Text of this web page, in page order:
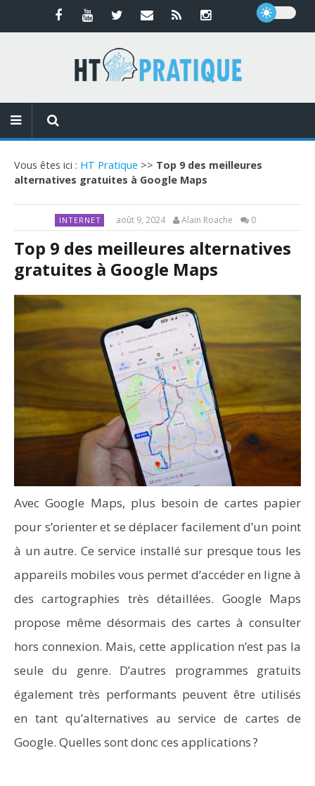
Vous êtes ici : HT Pratique >> Top 9 des meilleures
alternatives gratuites à Google Maps
INTERNET août 9, 2024 Alain Roache 0
Top 9 des meilleures alternatives
gratuites à Google Maps
Avec Google Maps, plus besoin de cartes papier
pour s’orienter et se déplacer facilement d’un point
à un autre. Ce service installé sur presque tous les
appareils mobiles vous permet d’accéder en ligne à
des cartographies très détaillées. Google Maps
propose même désormais des cartes à consulter
hors connexion. Mais, cette application n’est pas la
seule du genre. D’autres programmes gratuits
également très performants peuvent être utilisés
en tant qu’alternatives au service de cartes de
Google. Quelles sont donc ces applications ?